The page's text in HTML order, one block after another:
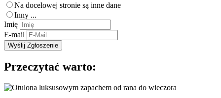
Na docelowej stronie są inne dane
Inny ...
Imię
E-mail
Przeczytać warto: